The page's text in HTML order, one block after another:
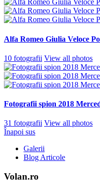
Alfa Romeo Giulia Veloce
10 fotografii View all photos
Fotografii spion 2018
31 fotografii View all photos
Înapoi sus
Galerii
Blog Articole
Volan.ro